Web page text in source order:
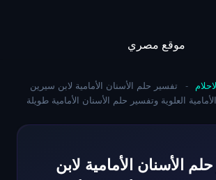
موقع مصري
-
تفسير حلم الأسنان الأمامية لابن سيرين
العلوية وتفسير حلم الأسنان الأمامية طويلة
الأسنان الأمامية لابن